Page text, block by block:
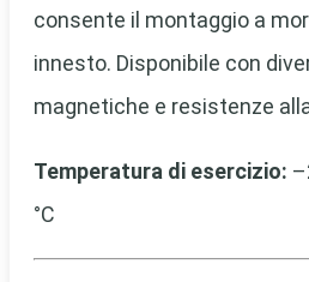
consente il montaggio a
innesto. Disponibile con
magnetiche e resistenze
Temperatura di esercizio:
°C